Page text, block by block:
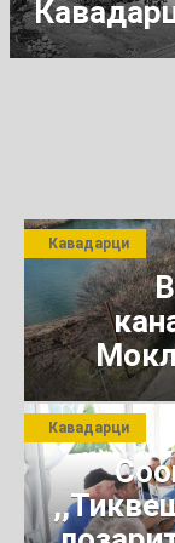
Кавадарци
Кавадарци